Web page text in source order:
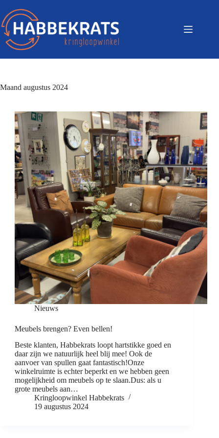
Maand augustus 2024
Nieuws
Meubels brengen? Even bellen!
Beste klanten, Habbekrats loopt hartstikke goed en
daar zijn we natuurlijk heel blij mee! Ook de
aanvoer van spullen gaat fantastisch!Onze
winkelruimte is echter beperkt en we hebben geen
mogelijkheid om meubels op te slaan.Dus: als u
grote meubels aan…
Kringloopwinkel Habbekrats
19 augustus 2024